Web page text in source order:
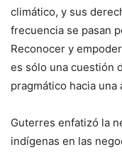
climático, y sus
frecuencia se pasan
Reconocer y
es sólo una cuestión
pragmático hacia
Guterres enfatizó la
indígenas en las